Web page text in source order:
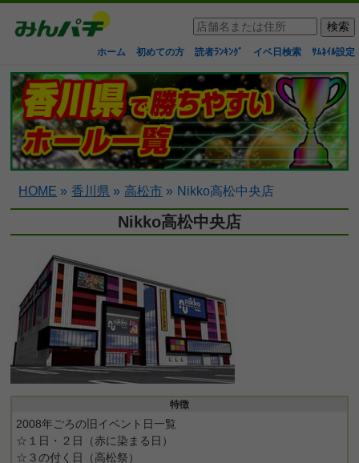
ホーム 初めての方 読者ﾗﾝｷﾝｸﾞ イベ日検索 ｻﾑﾈｲﾙ設定
HOME » 香川県 » 高松市 » Nikko高松中央店
Nikko高松中央店
特徴
2008年ごろの旧イベント日一覧
☆１日・２日（赤に染まる日）
☆３の付く日（高松祭）